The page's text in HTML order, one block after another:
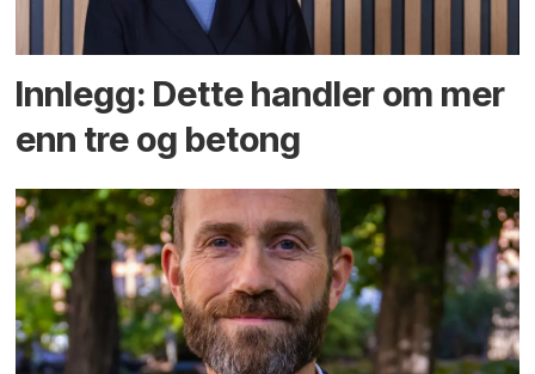
Innlegg: Dette handler om mer
enn tre og betong